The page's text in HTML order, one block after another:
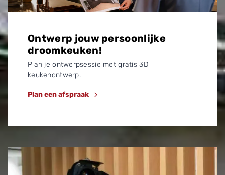
Ontwerp jouw persoonlijke
droomkeuken!
Plan je ontwerpsessie met gratis 3D
keukenontwerp.
Plan een afspraak